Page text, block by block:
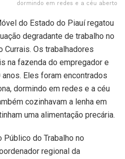
dormindo em redes e a céu aberto
do Estado do Piauí regatou
degradante de trabalho no
Currais. Os trabalhadores
na fazenda do empregador e
Eles foram encontrados
dormindo em redes e a céu
cozinhavam a lenha em
uma alimentação precária.
do Trabalho no
regional da